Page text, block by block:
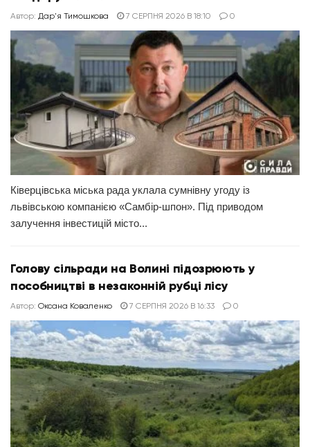
Автор: Дар'я Тимошкова 7 СЕРПНЯ 2026 В 18:10 0
Ківерцівська міська рада уклала сумнівну угоду із
львівською компанією «Самбір-шпон». Під приводом
залучення інвестицій місто...
Голову сільради на Волині підозрюють у
пособництві в незаконній рубці лісу
Автор: Оксана Коваленко 7 СЕРПНЯ 2026 В 16:33 0